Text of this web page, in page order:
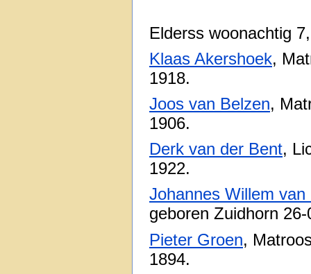
Elderss woonachtig
Klaas Akershoek,
1918.
Joos van Belzen,
1906.
Derk van der Bent,
1922.
Johannes Willem
geboren Zuidhorn
Pieter Groen,
1894.